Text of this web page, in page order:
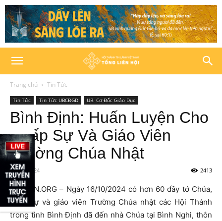
Trang chủ Tin Tức
Tin Tức Tin Tức UBCĐGD UB. Cơ Đốc Giáo Dục
Bình Định: Huấn Luyện Cho
Chấp Sự Và Giáo Viên
Trường Chúa Nhật
17/10/2024 2413
HTTLVN.ORG – Ngày 16/10/2024 có hơn 60 đầy tớ Chúa,
chấp sự và giáo viên Trường Chúa nhật các Hội Thánh
trong tình Bình Định đã đến nhà Chúa tại Bình Nghi, thôn